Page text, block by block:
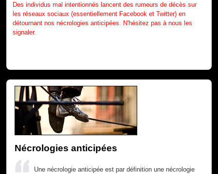
Des individus mal intentionnés lancent des rumeurs de décès sur
les réseaux sociaux (essentiellement Facebook et Twitter) en
détournant nos nécrologies anticipées. N'hésitez pas à nous les
signaler.
Nécrologies anticipées
Une nécrologie anticipée est par définition une nécrologie